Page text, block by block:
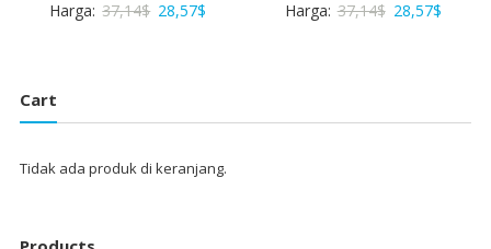
Harga: 37,14$ Harga
28,57$
28,57$.
Harga: 37,14$ Harga
28,57$Harga
28,57$.
Cart
Tidak ada produk di keranjang.